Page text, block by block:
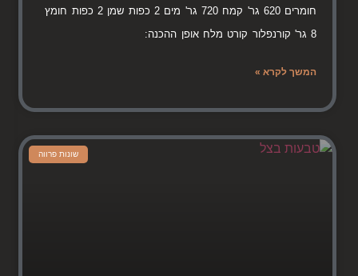
חומרים 620 גר' קמח 720 גר' מים 2 כפות שמן 2 כפות חומץ
8 גר' קורנפלור קורט מלח אופן ההכנה:
המשך לקרא »
שונות פרווה